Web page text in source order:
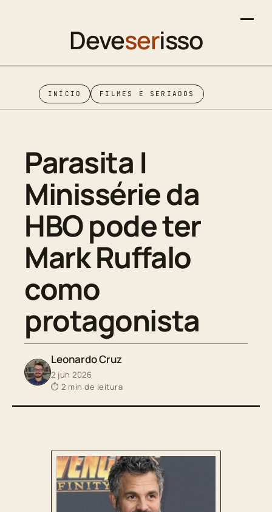
Deveserisso
INÍCIO FILMES E SERIADOS
Parasita |
Minissérie da
HBO pode ter
Mark Ruffalo
como
protagonista
Leonardo Cruz
2 jun 2026
⏱ 2 min de leitura